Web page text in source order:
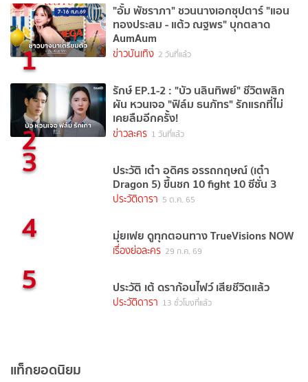
1
"อั้ม พัชราภา" ชวนนางเอกซุปตาร์ "แอน
ทองประสม - แต้ว ณฐพร" บุกตลาด
AumAum
ข่าวบันเทิง 2 วันที่แล้ว
2
รักษ์ EP.1-2 : "บัว นลินทิพย์" ชีวิตพลิก
ผัน หวนเจอ "ฟิล์ม ธนภัทร" รักแรกที่ไม่
เคยลืมอีกครั้ง!
ข่าวละคร 1 วันที่แล้ว
3 ประวัติ เต๋า อดิศร อรรถกฤษณ์ (เต๋า
Dragon 5) ขึ้นชก 10 fight 10 ซีซั่น 3
ประวัติดารา 5 ต.ค. 65
4 มุ่ยเฟย ดูทุกตอนทาง TrueVisions NOW
เรื่องย่อละคร 29 ก.ค. 69
5 ประวัติ เต้ ดราก้อนไฟว์ เสียชีวิตแล้ว
ประวัติดารา 13 ชั่วโมงที่แล้ว
แท็กยอดนิยม